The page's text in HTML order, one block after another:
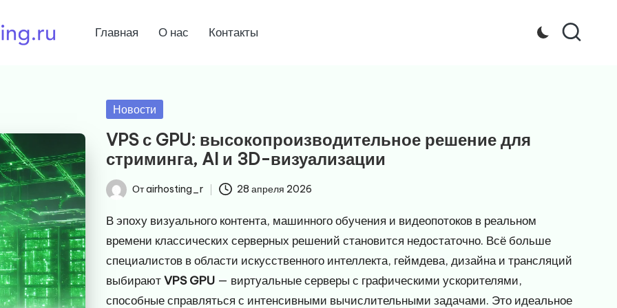
Главная О нас Контакты
Опубликовано
Новости
VPS с GPU: высокопроизводительное решение для
стриминга, AI и 3D-визуализации
Запись
от
Отairhosting_r 28 апреля 2026
В эпоху визуального контента, машинного обучения и видеопотоков в реальном
времени классических серверных решений становится недостаточно. Всё больше
специалистов в области искусственного интеллекта, геймдева, дизайна и трансляций
выбираютVPS GPU — виртуальные серверы с графическими ускорителями,
способные справляться с интенсивными вычислительными задачами. Это идеальное